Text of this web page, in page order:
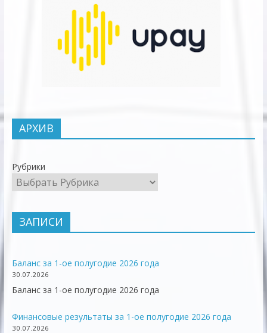
АРХИВ
Рубрики
ЗАПИСИ
Баланс за 1-ое полугодие 2026 года
30.07.2026
Баланс за 1-ое полугодие 2026 года
Финансовые результаты за 1-ое полугодие 2026 года
30.07.2026